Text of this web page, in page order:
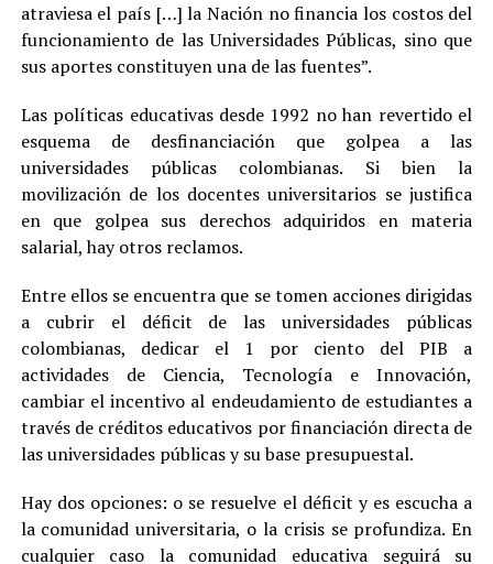
atraviesa el país […] la Nación no financia los costos del
funcionamiento de las Universidades Públicas, sino que
sus aportes constituyen una de las fuentes”.
Las políticas educativas desde 1992 no han revertido el
esquema de desfinanciación que golpea a las
universidades públicas colombianas. Si bien la
movilización de los docentes universitarios se justifica
en que golpea sus derechos adquiridos en materia
salarial, hay otros reclamos.
Entre ellos se encuentra que se tomen acciones dirigidas
a cubrir el déficit de las universidades públicas
colombianas, dedicar el 1 por ciento del PIB a
actividades de Ciencia, Tecnología e Innovación,
cambiar el incentivo al endeudamiento de estudiantes a
través de créditos educativos por financiación directa de
las universidades públicas y su base presupuestal.
Hay dos opciones: o se resuelve el déficit y es escucha a
la comunidad universitaria, o la crisis se profundiza. En
cualquier caso la comunidad educativa seguirá su